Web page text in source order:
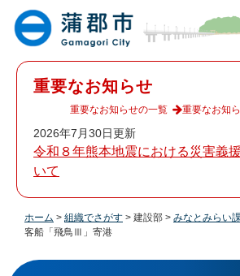
重要なお知らせ
2026年7月30日更新
令和８年熊本地震における災害義
いて
重要なお知らせの一覧 重要なお知
ホーム > 組織でさがす > 建設部 > みなとみらい
客船「飛鳥Ⅲ」寄港
本